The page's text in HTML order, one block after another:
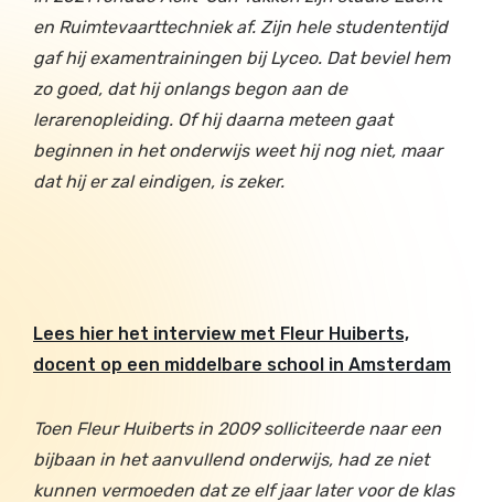
en Ruimtevaarttechniek af. Zijn hele studententijd
gaf hij examentrainingen bij Lyceo. Dat beviel hem
zo goed, dat hij onlangs begon aan de
lerarenopleiding. Of hij daarna meteen gaat
beginnen in het onderwijs weet hij nog niet, maar
dat hij er zal eindigen, is zeker.
Lees hier het interview met Fleur Huiberts,
docent op een middelbare school in Amsterdam
Toen Fleur Huiberts in 2009 solliciteerde naar een
bijbaan in het aanvullend onderwijs, had ze niet
kunnen vermoeden dat ze elf jaar later voor de klas